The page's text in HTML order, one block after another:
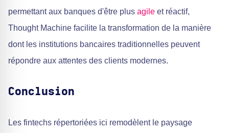
permettant aux banques d'être plus agile et réactif,
Thought Machine facilite la transformation de la manière
dont les institutions bancaires traditionnelles peuvent
répondre aux attentes des clients modernes.
Conclusion
Les fintechs répertoriées ici remodèlent le paysage